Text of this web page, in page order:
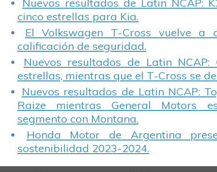
Nuevos resultados de Latin NCAP:
cinco estrellas para Kia.
El Volkswagen T-Cross vuelve a
calificación de seguridad.
Nuevos resultados de Latin NCAP:
estrellas, mientras que el T-Cross se
Nuevos resultados de Latin NCAP:
Raize mientras General Motors
segmento con Montana.
Honda Motor de Argentina
sostenibilidad 2023-2024.